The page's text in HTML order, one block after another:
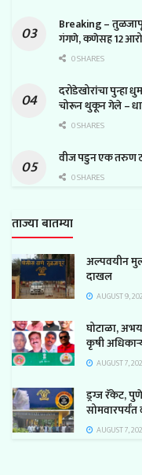
Breaking –
गंगणे, कणेसह 12
0 SHARES
दरोडेखोरांचा पुन्हा
चोरून थुकून गेले –
0 SHARES
वीज पडुन एक तरुण
0 SHARES
ताज्या बातम्या
अल्पवयीन
दाखल
AUGUST 9,
घोटाळा,
कृषी
AUGUST 7,
ड्रग्ज रॅकेट,
AUGUST 7,